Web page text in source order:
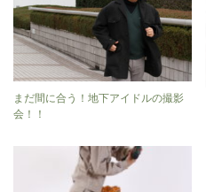
まだ間に合う！地下アイドルの撮影
会！！